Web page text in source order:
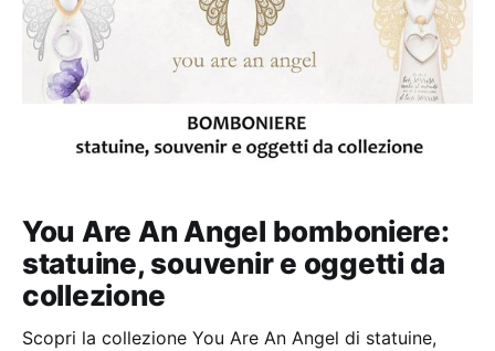
You Are An Angel bomboniere:
statuine, souvenir e oggetti da
collezione
Scopri la collezione You Are An Angel di statuine,